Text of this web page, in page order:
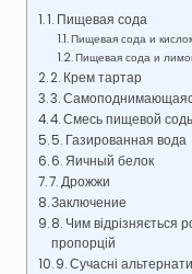
1. Пищевая сода
Пищевая сода и
Пищевая сода и
2. Крем тартар
3.
4. Смесь пищевой
5. Газированная вода
6. Яичный белок
7. Дрожжи
Заключение
8. Чим відрізняється
пропорцій
9. Сучасні